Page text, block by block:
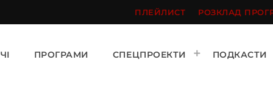
ПЛЕЙЛИСТ РОЗКЛАД
ПРОГРАМИ СПЕЦПРОЕКТИ ПОДКАСТИ